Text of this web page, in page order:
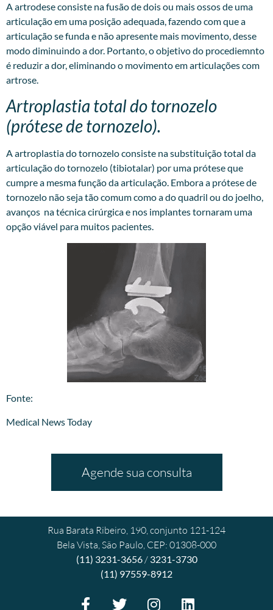
A artrodese consiste na fusão de dois ou mais ossos de uma
articulação em uma posição adequada, fazendo com que a
articulação se funda e não apresente mais movimento, desse
modo diminuindo a dor. Portanto, o objetivo do procediemnto
é reduzir a dor, eliminando o movimento em articulações com
artrose.
Artroplastia total do tornozelo
(prótese de tornozelo).
A artroplastia do tornozelo consiste na substituição total da
articulação do tornozelo (tibiotalar) por uma prótese que
cumpre a mesma função da articulação. Embora a prótese de
tornozelo não seja tão comum como a do quadril ou do joelho,
avanços na técnica cirúrgica e nos implantes tornaram uma
opção viável para muitos pacientes.
​Fonte:
Medical News Today
Agende sua consulta
Rua Barata Ribeiro, 190, conjunto 121-124
Bela Vista, São Paulo, CEP: 01308-000
(11) 3231-3656/ 3231-3730
(11) 97559-8912